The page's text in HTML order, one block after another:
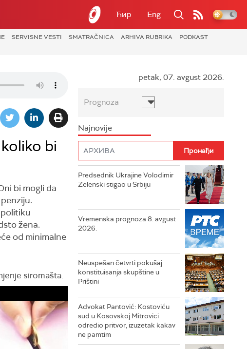
Ћир Eng
SERVISNE VESTI SMATRAČNICA ARHIVA RUBRIKA
PODKAST
bi
bi mogli da
žena.
od minimalne
siromašta.
petak, 07. avgust 2026.
Prognoza
Najnovije
Predsednik Ukrajine Volodimir
Zelenski stigao u Srbiju
Vremenska prognoza 8. avgust
2026.
Neuspešan četvrti pokušaj
konstituisanja skupštine u
Prištini
Advokat Pantović: Kostoviću
sud u Kosovskoj Mitrovici
odredio pritvor, izuzetak kakav
ne pamtim